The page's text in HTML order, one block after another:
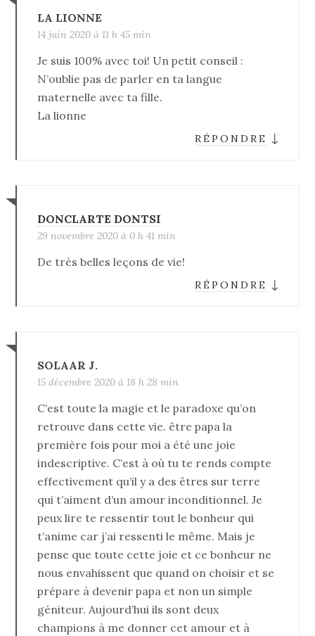
LA LIONNE
14 juin 2020 à 11 h 45 min
Je suis 100% avec toi! Un petit conseil :
N’oublie pas de parler en ta langue
maternelle avec ta fille.
La lionne
RÉPONDRE ↓
DONCLARTE DONTSI
29 novembre 2020 à 0 h 41 min
De très belles leçons de vie!
RÉPONDRE ↓
SOLAAR J.
15 décembre 2020 à 18 h 28 min
C’est toute la magie et le paradoxe qu’on
retrouve dans cette vie. être papa la
première fois pour moi a été une joie
indescriptive. C’est à où tu te rends compte
effectivement qu’il y a des êtres sur terre
qui t’aiment d’un amour inconditionnel. Je
peux lire te ressentir tout le bonheur qui
t’anime car j’ai ressenti le même. Mais je
pense que toute cette joie et ce bonheur ne
nous envahissent que quand on choisir et se
prépare à devenir papa et non un simple
géniteur. Aujourd’hui ils sont deux
champions à me donner cet amour et à